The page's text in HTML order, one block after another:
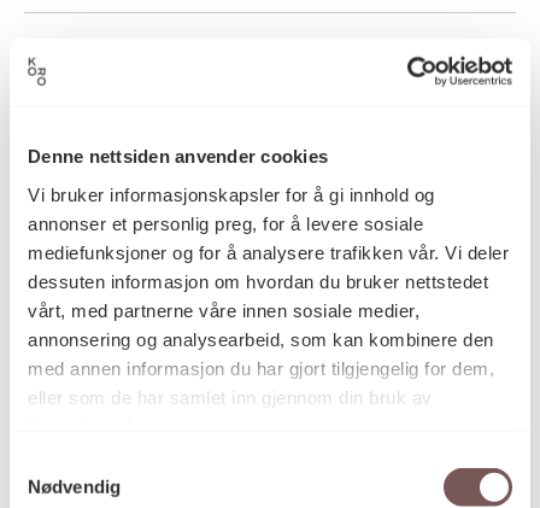
Denne nettsiden anvender cookies
Vi bruker informasjonskapsler for å gi innhold og
annonser et personlig preg, for å levere sosiale
mediefunksjoner og for å analysere trafikken vår. Vi deler
dessuten informasjon om hvordan du bruker nettstedet
vårt, med partnerne våre innen sosiale medier,
annonsering og analysearbeid, som kan kombinere den
med annen informasjon du har gjort tilgjengelig for dem,
eller som de har samlet inn gjennom din bruk av
Nødvendig
Datering
Kunstner Jenny-Marie Johnsen
Kategori Fotografi
Teknikk og
materiale
Fotografi trykket på PVC plate
Mål